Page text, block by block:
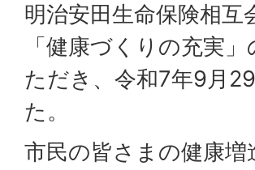
明治安田生命保険相
「健康づくりの充実
ただき、令和7年9月
た。
市民の皆さまの健康